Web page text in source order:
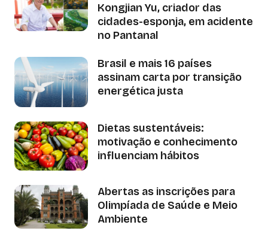
Kongjian Yu, criador das
cidades-esponja, em acidente
no Pantanal
Brasil e mais 16 países
assinam carta por transição
energética justa
Dietas sustentáveis:
motivação e conhecimento
influenciam hábitos
Abertas as inscrições para
Olimpíada de Saúde e Meio
Ambiente